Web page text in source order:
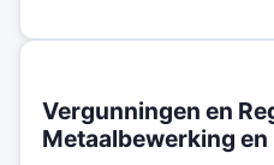
Vergunningen en
Metaalbewerking